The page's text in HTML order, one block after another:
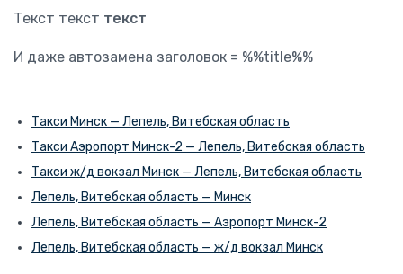
Текст текст текст
И даже автозамена заголовок = %%title%%
Такси Минск — Лепель, Витебская область
Такси Аэропорт Минск-2 — Лепель, Витебская область
Такси ж/д вокзал Минск — Лепель, Витебская область
Лепель, Витебская область — Минск
Лепель, Витебская область — Аэропорт Минск-2
Лепель, Витебская область — ж/д вокзал Минск